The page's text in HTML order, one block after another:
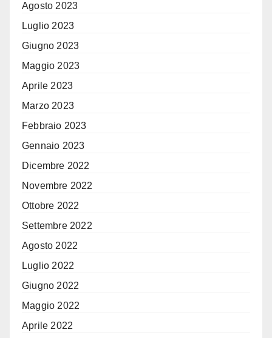
Agosto 2023
Luglio 2023
Giugno 2023
Maggio 2023
Aprile 2023
Marzo 2023
Febbraio 2023
Gennaio 2023
Dicembre 2022
Novembre 2022
Ottobre 2022
Settembre 2022
Agosto 2022
Luglio 2022
Giugno 2022
Maggio 2022
Aprile 2022